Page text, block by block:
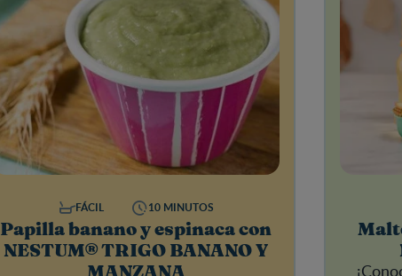
Papilla banano y espinaca con
NESTUM® TRIGO BANANO Y
FÁCIL 10 MINUTOS